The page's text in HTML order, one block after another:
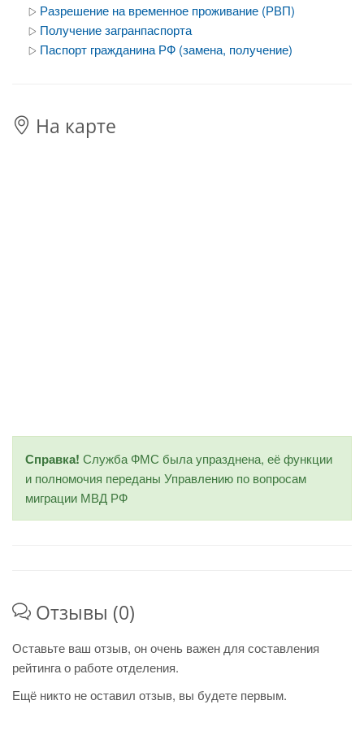
Разрешение на временное проживание (РВП)
Получение загранпаспорта
Паспорт гражданина РФ (замена, получение)
На карте
Справка! Служба ФМС была упразднена, её функции
и полномочия переданы Управлению по вопросам
миграции МВД РФ
Отзывы (0)
Оставьте ваш отзыв, он очень важен для составления
рейтинга о работе отделения.
Ещё никто не оставил отзыв, вы будете первым.